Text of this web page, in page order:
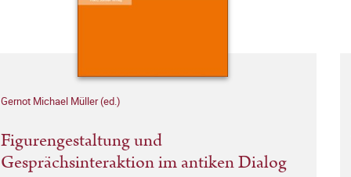
Gernot Michael Müller (ed.)
Figurengestaltung und
Gesprächsinteraktion im antiken Dialog